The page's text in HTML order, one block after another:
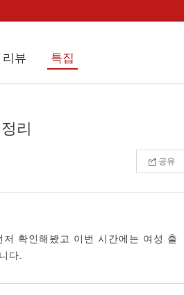
리뷰 특집
리
공유
확인해봤고 이번 시간에는 여성 출
다.